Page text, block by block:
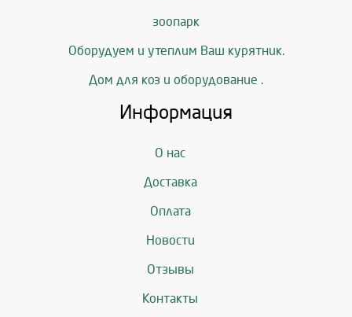
зоопарк
Оборудуем и утеплим Ваш курятник.
Дом для коз и оборудование .
Информация
О нас
Доставка
Оплата
Новости
Отзывы
Контакты